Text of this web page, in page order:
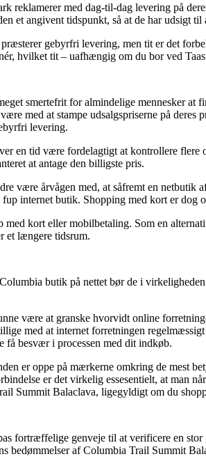
reklamerer med dag-til-dag levering på
et angivent tidspunkt, så at de har udsigt
gebyrfri levering, men tit er det
hvilket tit – uafhængig om du bor ved
smertefrit for almindelige mennesker at
med at stampe udsalgspriserne på
levering.
en tid være fordelagtigt at kontrollere flere
at antage den billigste pris.
være årvågen med, at såfremt en
internet butik. Shopping med kort er dog
med kort eller mobilbetaling. Som en
et længere tidsrum.
butik på nettet bør de i
være at granske hvorvidt online
med at internet forretningen
få besvær i processen med dit indkøb.
er oppe på mærkerne omkring de mest
er det virkelig essesentielt, at man
Summit Balaclava, ligegyldigt om du
fortræffelige genveje til at verificere en stor
bedømmelser af Columbia Trail Summit